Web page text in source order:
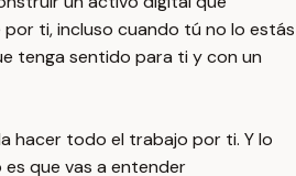
ti, incluso cuando tú no lo estás
tenga sentido para ti y con un
hacer todo el trabajo por ti. Y lo
que vas a entender